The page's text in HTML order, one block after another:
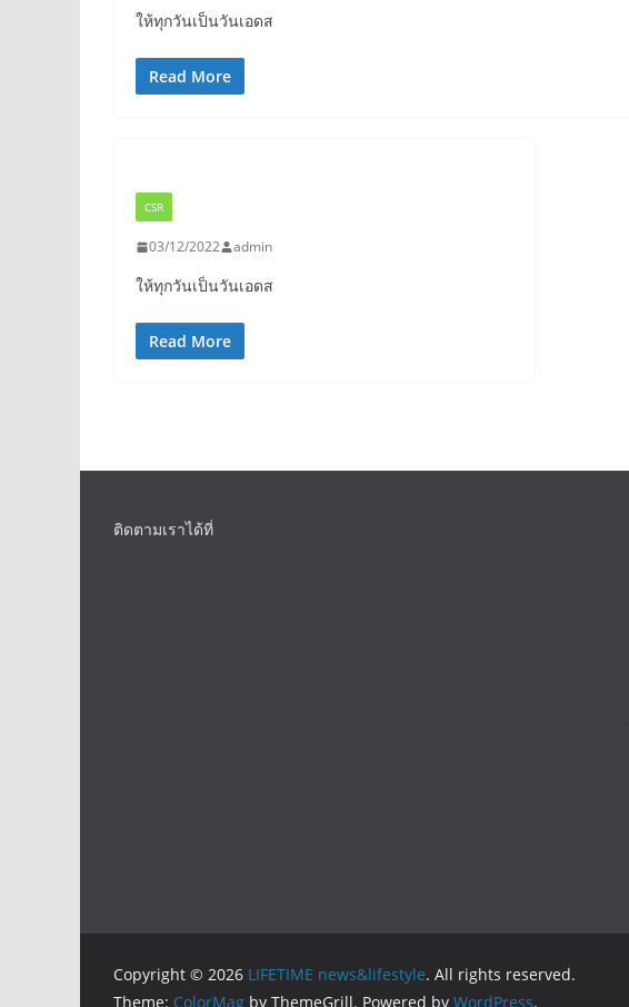
ให้ทุกวันเป็นวันเอดส
Read More
CSR
03/12/2022 admin
ให้ทุกวันเป็นวันเอดส
Read More
ติดตามเราได้ที่
Copyright © 2026 LIFETIME news&lifestyle. All rights reserved.
Theme: ColorMag by ThemeGrill. Powered by WordPress.